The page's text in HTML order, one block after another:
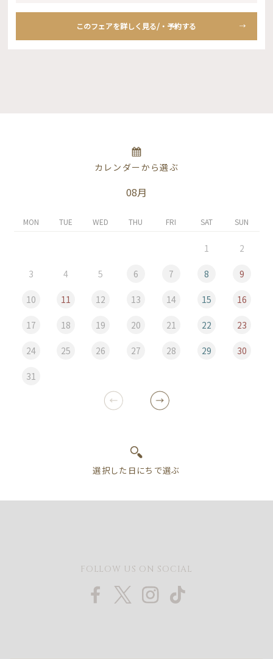
このフェアを詳しく見る/・予約する
カレンダーから選ぶ
08月
MON TUE WED THU FRI SAT SUN
1 2
3 4 5 6 7 8 9
10 11 12 13 14 15 16
17 18 19 20 21 22 23
24 25 26 27 28 29 30
31
FOLLOW US ON SOCIAL